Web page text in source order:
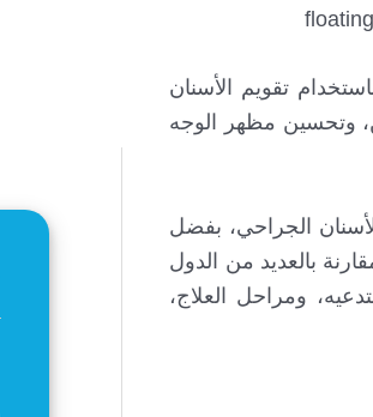
تقويم الأسنان
وتحسين مظهر الوجه
الجراحي، بفضل
بالعديد من الدول
ومراحل العلاج،